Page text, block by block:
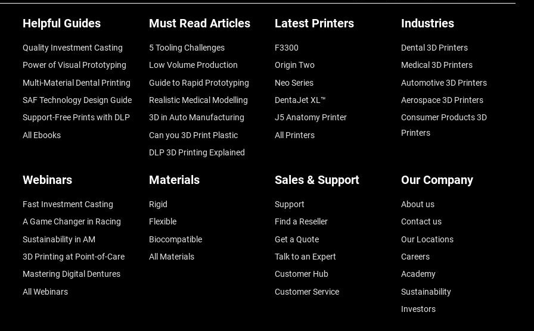
Helpful Guides
Quality Investment Casting
Power of Visual Prototyping
Multi-Material Dental Printing
SAF Technology Design Guide
Support-Free Prints with DLP
All Ebooks
Must Read Articles
5 Tooling Challenges
Low Volume Production
Guide to Rapid Prototyping
Realistic Medical Modelling
3D in Auto Manufacturing
Can you 3D Print Plastic
DLP 3D Printing Explained
Latest Printers
F3300
Origin Two
Neo Series
DentaJet XL™
J5 Anatomy Printer
All Printers
Industries
Dental 3D Printers
Medical 3D Printers
Automotive 3D Printers
Aerospace 3D Printers
Consumer Products 3D
Printers
Webinars
Fast Investment Casting
A Game Changer in Racing
Sustainability in AM
3D Printing at Point-of-Care
Mastering Digital Dentures
All Webinars
Materials
Rigid
Flexible
Biocompatible
All Materials
Sales & Support
Support
Find a Reseller
Get a Quote
Talk to an Expert
Customer Hub
Customer Service
Our Company
About us
Contact us
Our Locations
Careers
Academy
Sustainability
Investors